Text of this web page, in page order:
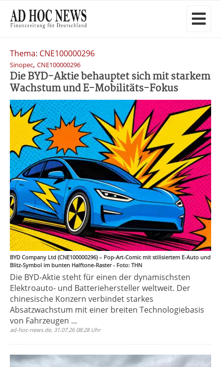
Thema: CNE100000296
Sinopec, CNE100000296
Die BYD-Aktie behauptet sich mit starkem
Wachstum und E-Mobilitäts-Fokus
BYD Company Ltd (CNE100000296) – Pop-Art-Comic mit stilisiertem E-Auto und
Blitz-Symbol im bunten Halftone-Raster - Foto: THN
Die BYD-Aktie steht für einen der dynamischsten
Elektroauto- und Batteriehersteller weltweit. Der
chinesische Konzern verbindet starkes
Absatzwachstum mit einer breiten Technologiebasis
von Fahrzeugen ...
ad-hoc-news.de, 31.07.26 08:28 Uhr